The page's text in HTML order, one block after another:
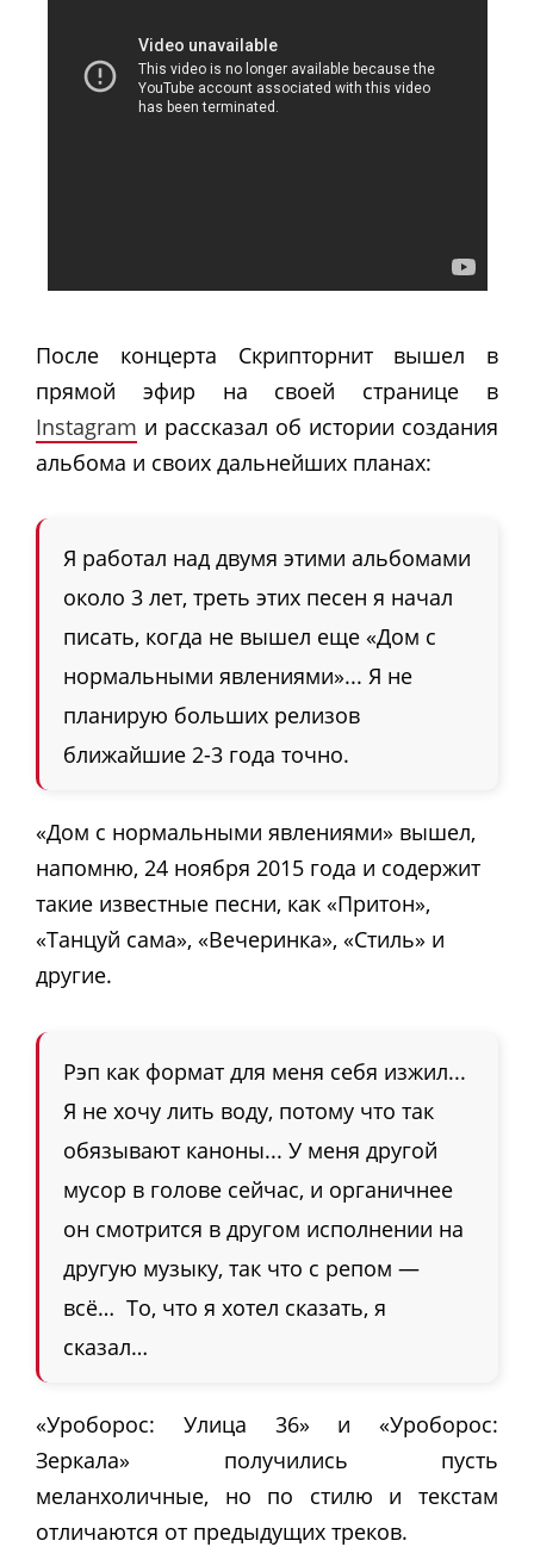
После концерта Скрипторнит вышел в
прямой эфир на своей странице в
Instagram и рассказал об истории создания
альбома и своих дальнейших планах:
Я работал над двумя этими альбомами
около 3 лет, треть этих песен я начал
писать, когда не вышел еще «Дом с
нормальными явлениями»... Я не
планирую больших релизов
ближайшие 2-3 года точно.
«Дом с нормальными явлениями» вышел,
напомню, 24 ноября 2015 года и содержит
такие известные песни, как «Притон»,
«Танцуй сама», «Вечеринка», «Стиль» и
другие.
Рэп как формат для меня себя изжил...
Я не хочу лить воду, потому что так
обязывают каноны... У меня другой
мусор в голове сейчас, и органичнее
он смотрится в другом исполнении на
другую музыку, так что с репом —
всё… То, что я хотел сказать, я
сказал…
«Уроборос: Улица 36» и «Уроборос:
Зеркала» получились пусть
меланхоличные, но по стилю и текстам
отличаются от предыдущих треков.